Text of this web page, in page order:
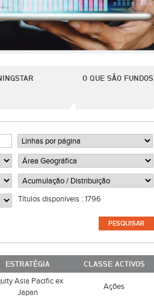
O QUE SÃO
Títulos disponíveis : 1796
ESTRATÉGIA
CLASSE ACTIVOS
Asia Pacific ex
Japan
Ações